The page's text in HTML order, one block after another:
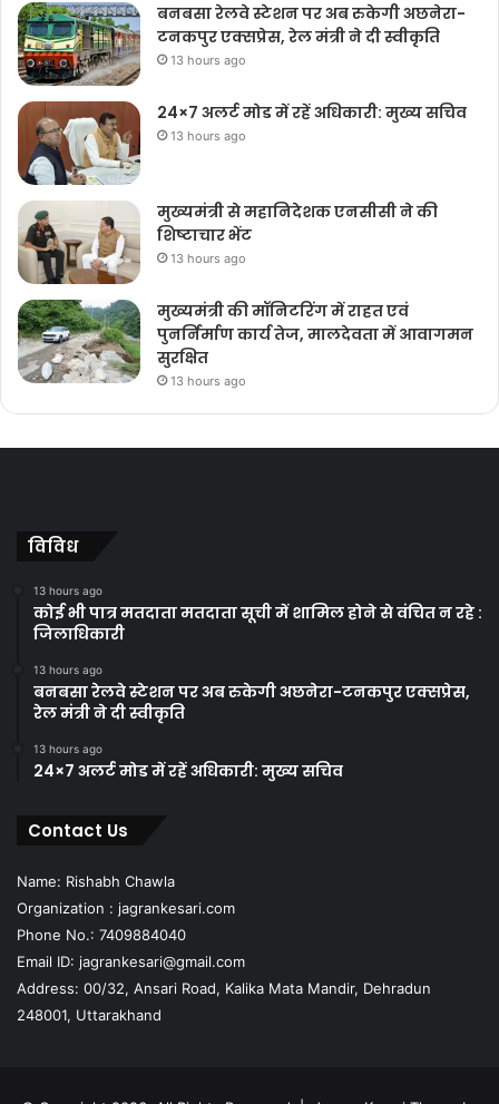
बनबसा रेलवे स्टेशन पर अब रुकेगी अछनेरा-
टनकपुर एक्सप्रेस, रेल मंत्री ने दी स्वीकृति
13 hours ago
24×7 अलर्ट मोड में रहें अधिकारी: मुख्य सचिव
13 hours ago
मुख्यमंत्री से महानिदेशक एनसीसी ने की
शिष्टाचार भेंट
13 hours ago
मुख्यमंत्री की मॉनिटरिंग में राहत एवं
पुनर्निर्माण कार्य तेज, मालदेवता में आवागमन
सुरक्षित
13 hours ago
विविध
13 hours ago
कोई भी पात्र मतदाता मतदाता सूची में शामिल होने से वंचित न रहे :
जिलाधिकारी
13 hours ago
बनबसा रेलवे स्टेशन पर अब रुकेगी अछनेरा-टनकपुर एक्सप्रेस,
रेल मंत्री ने दी स्वीकृति
13 hours ago
24×7 अलर्ट मोड में रहें अधिकारी: मुख्य सचिव
Contact Us
Name: Rishabh Chawla
Organization : jagrankesari.com
Phone No.: 7409884040
Email ID: jagrankesari@gmail.com
Address: 00/32, Ansari Road, Kalika Mata Mandir, Dehradun
248001, Uttarakhand